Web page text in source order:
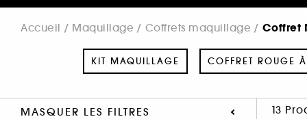
Accueil Maquillage Coffrets maquillage Coffret
KIT MAQUILLAGE COFFRET ROUGE
MASQUER LES FILTRES 13